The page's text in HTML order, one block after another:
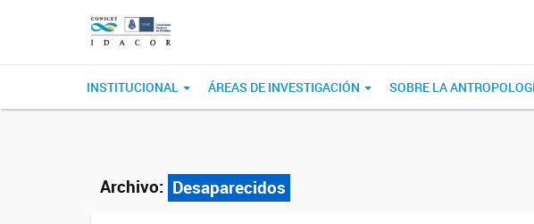
INSTITUCIONAL ÁREAS DE INVESTIGACIÓN SOBRE LA
Archivo: Desaparecidos